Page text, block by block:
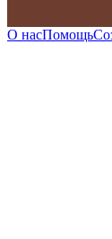
О насПомощь